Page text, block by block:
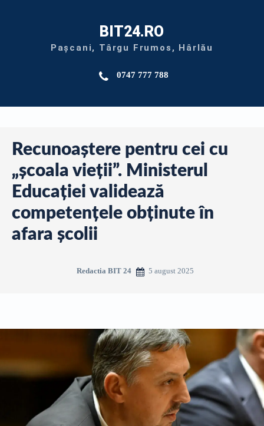
BIT24.RO
Pașcani, Târgu Frumos, Hârlău
0747 777 788
Recunoaștere pentru cei cu
„școala vieții”. Ministerul
Educației validează
competențele obținute în
afara școlii
Redactia BIT 24 5 august 2025